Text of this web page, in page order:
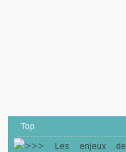
Top
Les enjeux de